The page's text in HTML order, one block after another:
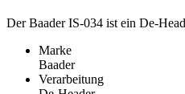
Der Baader IS-034 ist ein De-
Marke
Baader
Verarbeitung